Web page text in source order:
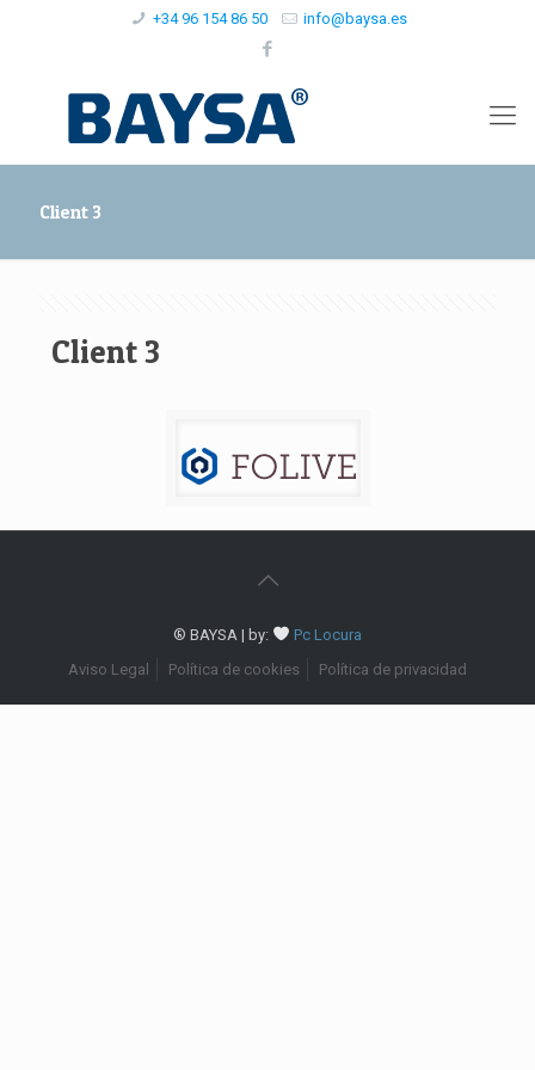
+34 96 154 86 50 info@baysa.es
Client 3
Client 3
® BAYSA | by:
Pc Locura
Aviso Legal
Política de cookies Política de privacidad